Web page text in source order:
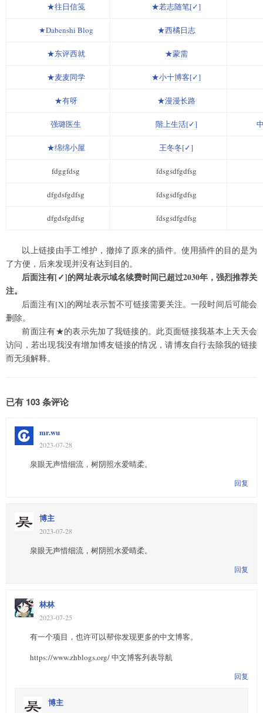
★往日信笺 ★若志随笔[✓]
★Dabenshi Blog ★西橘日志
★东评西就 ★蒙需
★麦麦同学 ★小十博客[✓]
★有呀 ★漫漫长路
强璐医生 階上生活[✓]
★绵绵小屋 王冬冬[✓]
fdggfdsg fdsgsdfgdfsg
dfgdsfgdfsg fdsgsdfgdfsg
dfgdsfgdfsg fdsgsdfgdfsg
以上链接由手工维护，撤掉了原来的插件。使用插件的目的是为
了方便，后来发现并没有达到目的。
后面注有[✓]的网址表示域名续费时间已超过2030年，强烈推荐关
注。
后面注有[X]的网址表示暂不可链接需要关注。一段时间后可能会
删除。
前面注有★的表示先加了我链接的。此页面链接我基本上天天会
访问，若出现我没有增加博友链接的情况，请博友自行去除我的链接
而无须解释。
已有 103 条评论
mr.wu
2023-07-28
泉眼无声惜细流，树阴照水爱晴柔。
回复
博主
2023-07-28
泉眼无声惜细流，树阴照水爱晴柔。
回复
林林
2023-07-25
有一个项目，也许可以帮你发现更多的中文博客。
https://www.zhblogs.org/ 中文博客列表导航
回复
博主